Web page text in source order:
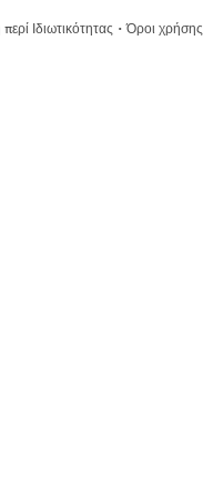
Ιδιωτικότητας ·Όροι χρήσης